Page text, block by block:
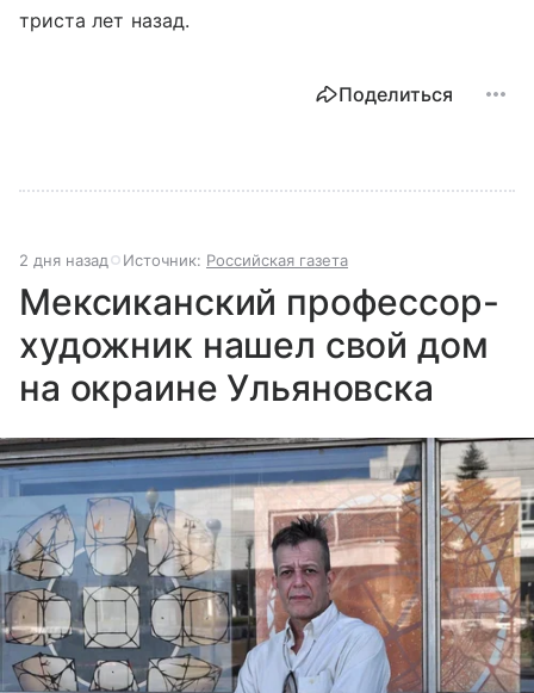
триста лет назад.
Поделиться
2 дня назад Источник: Российская газета
Мексиканский профессор-
художник нашел свой дом
на окраине Ульяновска